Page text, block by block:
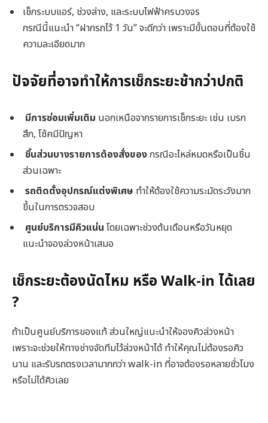
เช็กระบบแอร์, ช่วงล่าง, และระบบไฟฟ้าครบวงจร
กรณีนี้แนะนำ “ฝากรถไว้ 1 วัน” จะดีกว่า เพราะมีขั้นตอนที่ต้องใช้
ความละเอียดมาก
ปัจจัยที่อาจทำให้การเช็กระยะช้ากว่าปกติ
มีการซ่อมเพิ่มเติม นอกเหนือจากรายการเช็กระยะ เช่น เบรก
สึก, โช้คมีปัญหา
ชิ้นส่วนบางรายการต้องสั่งของกรณีอะไหล่หมดหรือเป็นชิ้น
ส่วนเฉพาะ
รถติดตั้งอุปกรณ์แต่งพิเศษ ทำให้ต้องใช้ความระมัดระวังมาก
ขึ้นในการตรวจสอบ
ศูนย์บริการมีคิวแน่น โดยเฉพาะช่วงต้นเดือนหรือวันหยุด
แนะนำจองล่วงหน้าเสมอ
เช็กระยะต้องนัดไหม หรือ Walk-in ได้เลย
?
ถ้าเป็นศูนย์บริการของแท้ ส่วนใหญ่แนะนำให้จองคิวล่วงหน้า
เพราะจะช่วยให้ทางช่างจัดทีมไว้ล่วงหน้าได้ ทำให้คุณไม่ต้องรอคิว
นาน และรับรถตรงเวลามากกว่า walk-in ที่อาจต้องรอหลายชั่วโมง
หรือไม่ได้คิวเลย